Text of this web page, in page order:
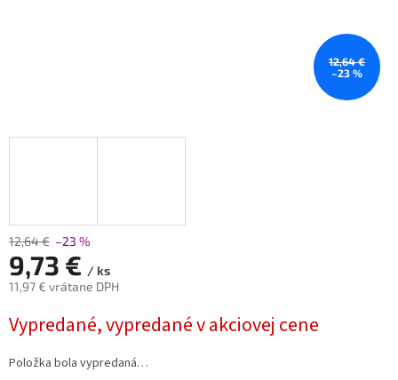
12,64 €
–23 %
12,64 € –23 %
9,73 € / ks
11,97 € vrátane DPH
cena:
Vypredané, vypredané v akciovej cene
Položka bola vypredaná…